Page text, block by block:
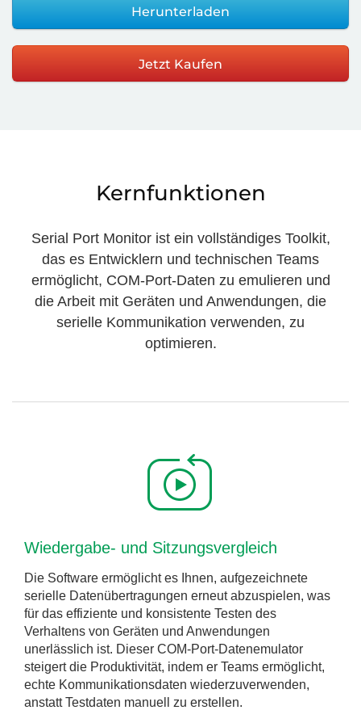
Herunterladen
Jetzt Kaufen
Kernfunktionen
Serial Port Monitor ist ein vollständiges Toolkit,
das es Entwicklern und technischen Teams
ermöglicht, COM-Port-Daten zu emulieren und
die Arbeit mit Geräten und Anwendungen, die
serielle Kommunikation verwenden, zu
optimieren.
Wiedergabe- und Sitzungsvergleich
Die Software ermöglicht es Ihnen, aufgezeichnete
serielle Datenübertragungen erneut abzuspielen, was
für das effiziente und konsistente Testen des
Verhaltens von Geräten und Anwendungen
unerlässlich ist. Dieser COM-Port-Datenemulator
steigert die Produktivität, indem er Teams ermöglicht,
echte Kommunikationsdaten wiederzuverwenden,
anstatt Testdaten manuell zu erstellen.